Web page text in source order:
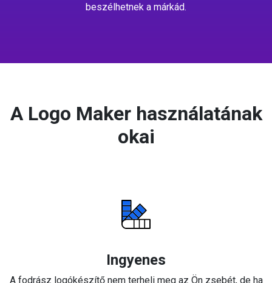
beszélhetnek a márkád.
A Logo Maker használatának
okai
Ingyenes
A fodrász logókészítőnem terheli meg az Ön zsebét, de ha